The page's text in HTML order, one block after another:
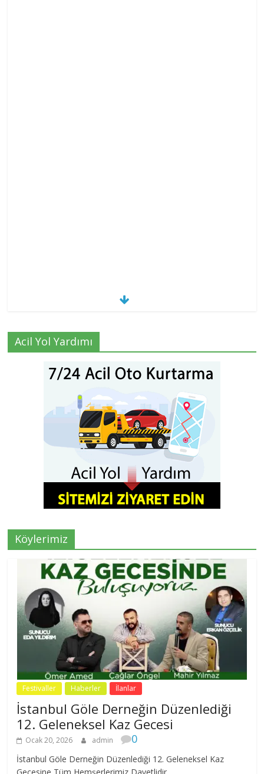
Acil Yol Yardımı
Köylerimiz
Festivaller Haberler İlanlar
İstanbul Göle Derneğin Düzenlediği
12. Geleneksel Kaz Gecesi
Ocak 20, 2026 admin 0
İstanbul Göle Derneğin Düzenlediği 12. Geleneksel Kaz